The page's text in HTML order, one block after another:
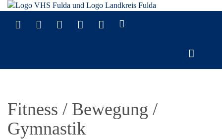
Fitness / Bewegung /
Gymnastik